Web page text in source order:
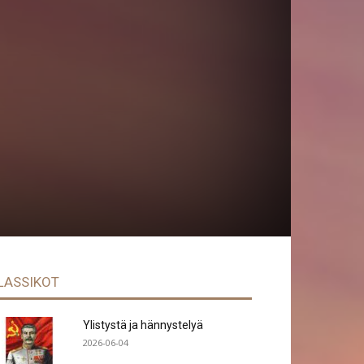
Ylistystä ja hännystelyä
2026-06-04